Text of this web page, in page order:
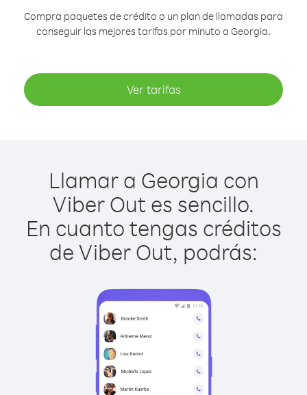
Compra paquetes de crédito o un plan de llamadas para
conseguir las mejores tarifas por minuto a Georgia.
Ver tarifas
Llamar a Georgia con
Viber Out es sencillo.
En cuanto tengas créditos
de Viber Out, podrás: